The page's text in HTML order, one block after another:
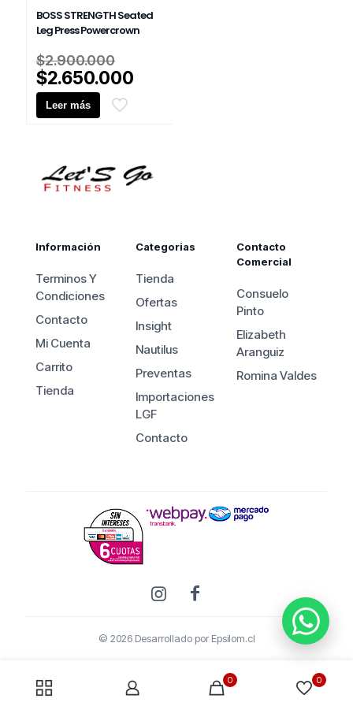
BOSS STRENGTH Seated
Leg Press Powercrown
$2.900.000
precio
original
era:
$2.650.000
Leer más
Información
Terminos Y
Condiciones
Contacto
Mi Cuenta
Carrito
Tienda
Categorias
Tienda
Ofertas
Insight
Nautilus
Preventas
Importaciones
LGF
Contacto
Contacto
Comercial
Consuelo
Pinto
Elizabeth
Aranguiz
Romina Valdes
© 2026 Desarrollado porEpsilom.cl
0 0